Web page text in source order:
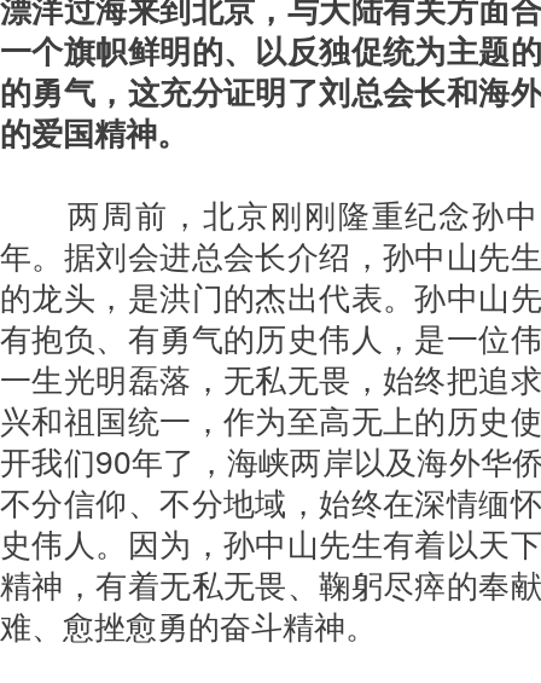
一个旗帜鲜明的、以反独促统为主题
的勇气，这充分证明了刘总会长和海
的爱国精神。
两周前，北京刚刚隆重纪念孙
年。据刘会进总会长介绍，孙中山先
的龙头，是洪门的杰出代表。孙中山
有抱负、有勇气的历史伟人，是一位
一生光明磊落，无私无畏，始终把追
兴和祖国统一，作为至高无上的历史
开我们90年了，海峡两岸以及海外华
不分信仰、不分地域，始终在深情缅
史伟人。因为，孙中山先生有着以天
精神，有着无私无畏、鞠躬尽瘁的奉
难、愈挫愈勇的奋斗精神。